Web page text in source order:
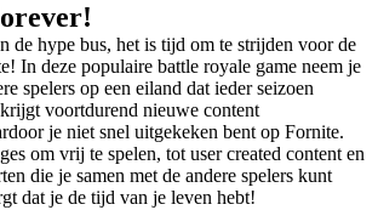
de hype bus, het is tijd om te strijden voor de
In deze populaire battle royale game neem je
spelers op een eiland dat ieder seizoen
voortdurend nieuwe content
je niet snel uitgekeken bent op Fornite.
om vrij te spelen, tot user created content en
die je samen met de andere spelers kunt
dat je de tijd van je leven hebt!